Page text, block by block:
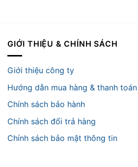
GIỚI THIỆU & CHÍNH SÁCH
Giới thiệu công ty
Hướng dẫn mua hàng & thanh toán
Chính sách bảo hành
Chính sách đổi trả hàng
Chính sách bảo mật thông tin